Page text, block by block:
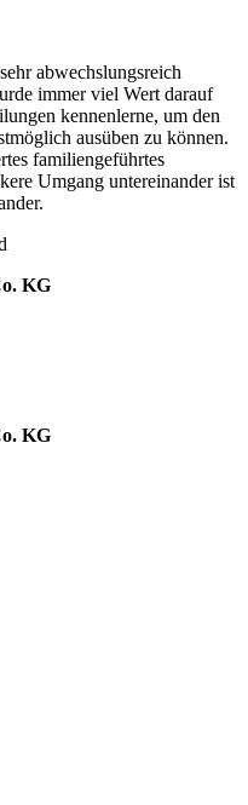
abwechslungsreich
immer viel Wert darauf
kennenlerne, um den
ausüben zu können.
familiengeführtes
Umgang untereinander ist
KG
KG